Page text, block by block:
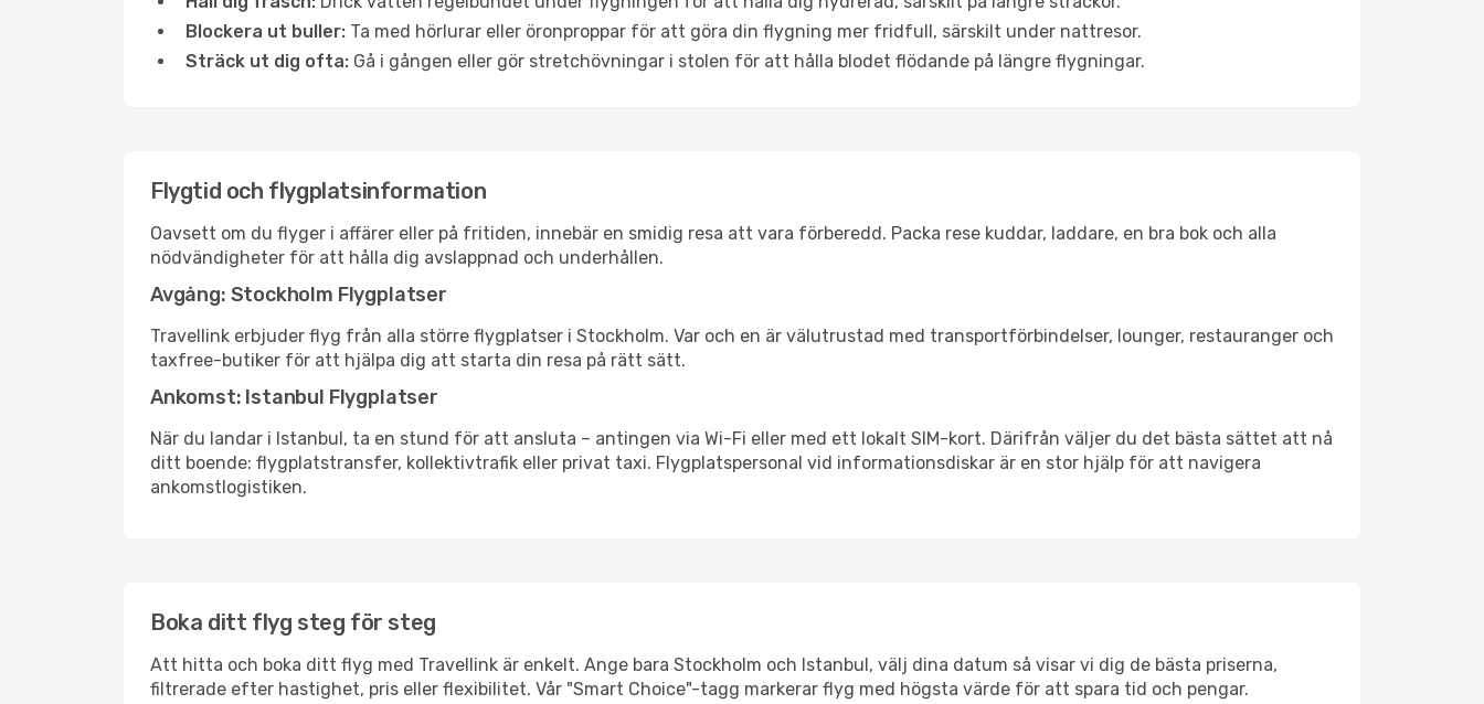
Blockera ut buller: Ta med hörlurar eller öronproppar för att göra din flygning mer fridfull, särskilt under nattresor.
Sträck ut dig ofta: Gå i gången eller gör stretchövningar i stolen för att hålla blodet flödande på längre flygningar.
Flygtid och flygplatsinformation
Oavsett om du flyger i affärer eller på fritiden, innebär en smidig resa att vara förberedd. Packa rese kuddar, laddare, en bra bok och alla
nödvändigheter för att hålla dig avslappnad och underhållen.
Avgång: Stockholm Flygplatser
Travellink erbjuder flyg från alla större flygplatser i Stockholm. Var och en är välutrustad med transportförbindelser, lounger, restauranger och
taxfree-butiker för att hjälpa dig att starta din resa på rätt sätt.
Ankomst: Istanbul Flygplatser
När du landar i Istanbul, ta en stund för att ansluta – antingen via Wi-Fi eller med ett lokalt SIM-kort. Därifrån väljer du det bästa sättet att nå
ditt boende: flygplatstransfer, kollektivtrafik eller privat taxi. Flygplatspersonal vid informationsdiskar är en stor hjälp för att navigera
ankomstlogistiken.
Boka ditt flyg steg för steg
Att hitta och boka ditt flyg med Travellink är enkelt. Ange bara Stockholm och Istanbul, välj dina datum så visar vi dig de bästa priserna,
filtrerade efter hastighet, pris eller flexibilitet. Vår "Smart Choice"-tagg markerar flyg med högsta värde för att spara tid och pengar.